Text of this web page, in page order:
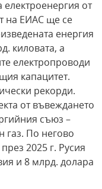
от
на ЕИАС ще се
енергия
киловата, а
електропроводи
капацитет.
рекорди.
от въвеждането
съюз –
газ. По негово
2025 г. Русия
и 8 млрд. долара